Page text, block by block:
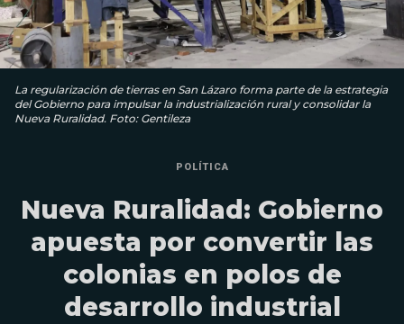
La regularización de tierras en San Lázaro forma parte de la estrategia
del Gobierno para impulsar la industrialización rural y consolidar la
Nueva Ruralidad. Foto: Gentileza
POLÍTICA
Nueva Ruralidad: Gobierno
apuesta por convertir las
colonias en polos de
desarrollo industrial